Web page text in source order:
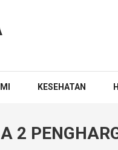
KESEHATAN
2